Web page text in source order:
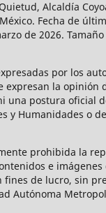
Alcaldía
Fecha de
de 2026.
por los
expresan la opinión
una postura oficial
y Humanidades o
prohibida la
e imágenes
fines de lucro, sin
Autónoma